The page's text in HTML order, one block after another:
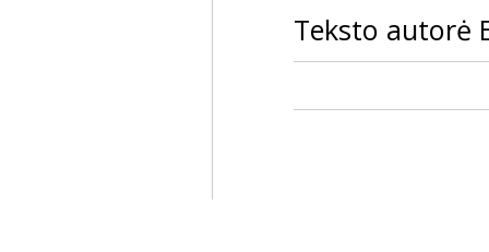
Teksto autorė